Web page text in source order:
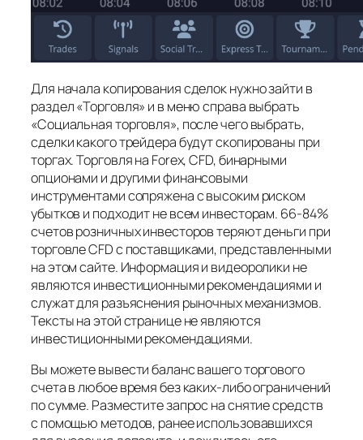
Для начала копирования сделок нужно зайти в
раздел «Торговля» и в меню справа выбрать
«Социальная торговля», после чего выбрать,
сделки какого трейдера будут скопированы при
торгах. Торговля на Forex, CFD, бинарными
опционами и другими финансовыми
инструментами сопряжена с высоким риском
убытков и подходит не всем инвесторам. 66-84%
счетов розничных инвесторов теряют деньги при
торговле CFD с поставщиками, представленными
на этом сайте. Информация и видеоролики не
являются инвестиционными рекомендациями и
служат для разъяснения рыночных механизмов.
Тексты на этой странице не являются
инвестиционными рекомендациями.
Вы можете вывести баланс вашего торгового
счета в любое время без каких-либо ограничений
по сумме. Разместите запрос на снятие средств
с помощью методов, ранее использовавшихся